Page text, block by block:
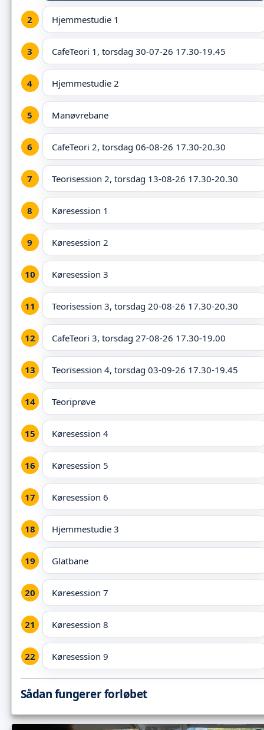
Hjemmestudie 1
CafeTeori 1, torsdag 30-07-26 17.30-19.45
Hjemmestudie 2
Manøvrebane
CafeTeori 2, torsdag 06-08-26 17.30-20.30
Teorisession 2, torsdag 13-08-26 17.30-20.30
Køresession 1
Køresession 2
Køresession 3
Teorisession 3, torsdag 20-08-26 17.30-20.30
CafeTeori 3, torsdag 27-08-26 17.30-19.00
Teorisession 4, torsdag 03-09-26 17.30-19.45
Teoriprøve
Køresession 4
Køresession 5
Køresession 6
Hjemmestudie 3
Glatbane
Køresession 7
Køresession 8
Køresession 9
Sådan fungerer forløbet